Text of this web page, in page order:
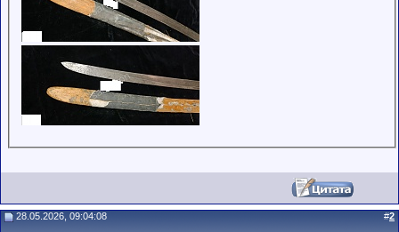
28.05.2026, 09:04:08 #2